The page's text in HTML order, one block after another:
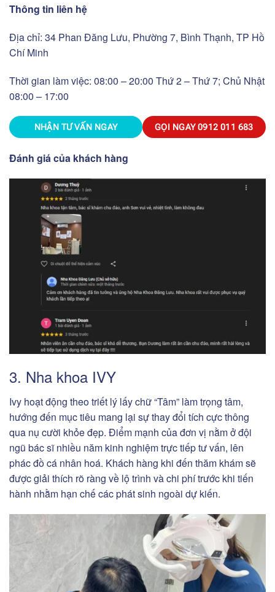
Thông tin liên hệ
Địa chỉ: 34 Phan Đăng Lưu, Phường 7, Bình Thạnh, TP Hồ
Chí Minh
Thời gian làm việc: 08:00 – 20:00 Thứ 2 – Thứ 7; Chủ Nhật
08:00 – 17:00
NHẬN TƯ VẤN NGAY GỌI NGAY0912 011 683
Đánh giá của khách hàng
3. Nha khoa IVY
Ivy hoạt động theo triết lý lấy chữ “Tâm” làm trọng tâm,
hướng đến mục tiêu mang lại sự thay đổi tích cực thông
qua nụ cười khỏe đẹp. Điểm mạnh của đơn vị nằm ở đội
ngũ bác sĩ nhiều năm kinh nghiệm trực tiếp tư vấn, lên
phác đồ cá nhân hoá. Khách hàng khi đến thăm khám sẽ
được giải thích rõ ràng về lộ trình và chi phí trước khi tiến
hành nhằm hạn chế các phát sinh ngoài dự kiến.